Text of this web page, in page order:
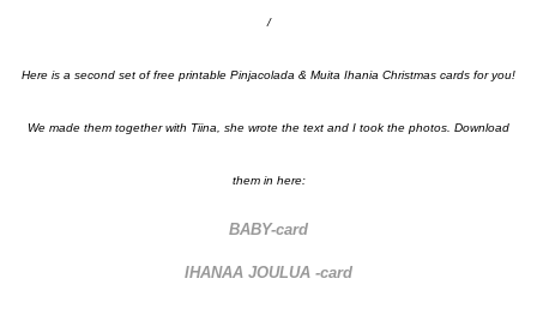
/
Here is a second set of free printable Pinjacolada & Muita Ihania Christmas cards for you!
We made them together with Tiina, she wrote the text and I took the photos. Download
them in here:
BABY-card
IHANAA JOULUA -card